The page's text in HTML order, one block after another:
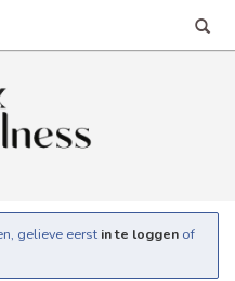
gelieve eerst in te loggen of